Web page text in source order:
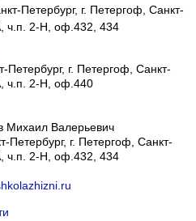
Петербург, г. Петергоф, Санкт-
ч.п. 2-Н, оф.432, 434
г. Петергоф, Санкт-
ч.п. 2-Н, оф.440
Михаил Валерьевич
Петербург, г. Петергоф Санкт-
ч.п. 2-Н, оф.432, 434